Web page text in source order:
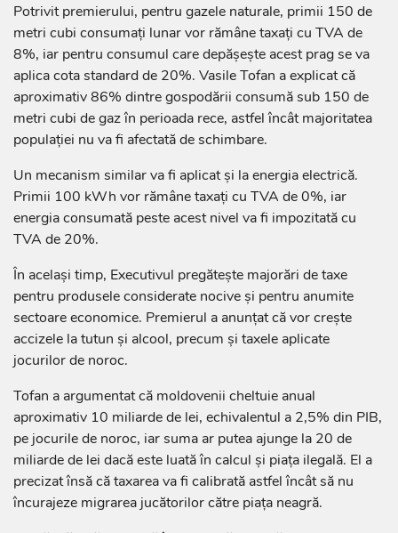
Potrivit premierului, pentru gazele naturale, primii 150 de
metri cubi consumați lunar vor rămâne taxați cu TVA de
8%, iar pentru consumul care depășește acest prag se va
aplica cota standard de 20%. Vasile Tofan a explicat că
aproximativ 86% dintre gospodării consumă sub 150 de
metri cubi de gaz în perioada rece, astfel încât majoritatea
populației nu va fi afectată de schimbare.
Un mecanism similar va fi aplicat și la energia electrică.
Primii 100 kWh vor rămâne taxați cu TVA de 0%, iar
energia consumată peste acest nivel va fi impozitată cu
TVA de 20%.
În același timp, Executivul pregătește majorări de taxe
pentru produsele considerate nocive și pentru anumite
sectoare economice. Premierul a anunțat că vor crește
accizele la tutun și alcool, precum și taxele aplicate
jocurilor de noroc.
Tofan a argumentat că moldovenii cheltuie anual
aproximativ 10 miliarde de lei, echivalentul a 2,5% din PIB,
pe jocurile de noroc, iar suma ar putea ajunge la 20 de
miliarde de lei dacă este luată în calcul și piața ilegală. El a
precizat însă că taxarea va fi calibrată astfel încât să nu
încurajeze migrarea jucătorilor către piața neagră.